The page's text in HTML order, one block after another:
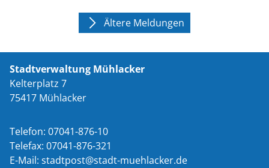
Ältere Meldungen
Stadtverwaltung Mühlacker
Kelterplatz 7
75417 Mühlacker
Telefon: 07041-876-10
Telefax: 07041-876-321
E-Mail: st dtp st st dt-m hl ck r d